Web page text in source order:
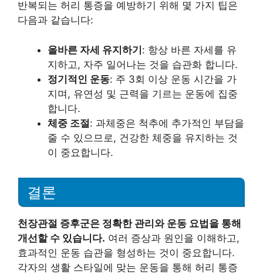
반복되는 허리 통증을 예방하기 위해 몇 가지 팁은
다음과 같습니다:
올바른 자세 유지하기: 항상 바른 자세를 유
지하고, 자주 일어나는 것을 습관화 합니다.
정기적인 운동: 주 3회 이상 운동 시간을 가
지며, 유연성 및 근력을 기르는 운동에 집중
합니다.
체중 조절: 과체중은 척추에 추가적인 부담을
줄 수 있으므로, 건강한 체중을 유지하는 것
이 중요합니다.
결론
천장관절 증후군은 정확한 관리와 운동 요법을 통해
개선할 수 있습니다. 여러 증상과 원인을 이해하고,
효과적인 운동 습관을 형성하는 것이 중요합니다.
각자의 생활 스타일에 맞는 운동을 통해 허리 통증